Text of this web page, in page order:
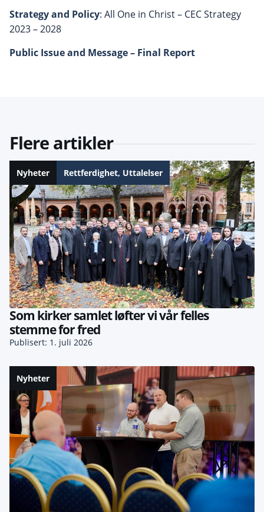
Strategy and Policy: All One in Christ – CEC Strategy
2023 – 2028
Public Issue and Message – Final Report
Flere artikler
Nyheter Rettferdighet, Uttalelser
Som kirker samlet løfter vi vår felles
stemme for fred
Publisert: 1. juli 2026
Nyheter